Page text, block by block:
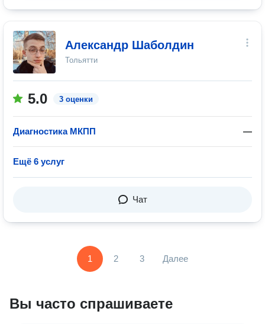
Александр Шаболдин
Тольятти
5.0 3 оценки
Диагностика МКПП —
Ещё 6 услуг
Чат
1 2 3 Далее
Вы часто спрашиваете